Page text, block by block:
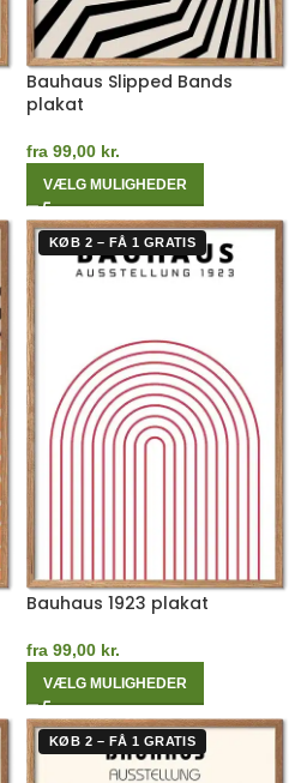
Bauhaus Slipped Bands
plakat
fra 99,00 kr.
VÆLG MULIGHEDER
KØB 2 – FÅ 1 GRATIS
Bauhaus 1923 plakat
fra 99,00 kr.
VÆLG MULIGHEDER
KØB 2 – FÅ 1 GRATIS